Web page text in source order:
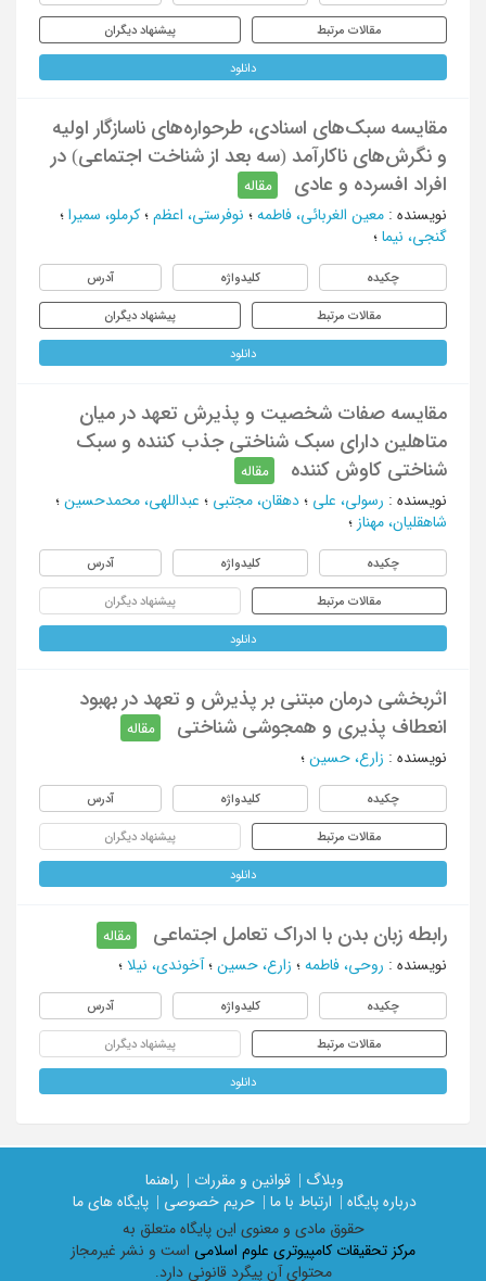
مقالات مرتبط پیشنهاد دیگران
دانلود
مقایسه سبک‌های اسنادی، طرحواره‌های ناسازگار اولیه
و نگرش‌های ناکارآمد (سه بعد از شناخت اجتماعی) در
افراد افسرده و عادی
مقاله
نویسنده : معین الغربائی، فاطمه ؛ نوفرستی، اعظم ؛ کرملو، سمیرا ؛
گنجی، نیما ؛
چکیده کلیدواژه آدرس
مقالات مرتبط پیشنهاد دیگران
دانلود
مقایسه صفات شخصیت و پذیرش تعهد در میان
متاهلین دارای سبک شناختی جذب کننده و سبک
شناختی کاوش کننده
مقاله
نویسنده : رسولی، علی ؛ دهقان، مجتبی ؛ عبداللهی، محمدحسین ؛
شاهقلیان، مهناز ؛
چکیده کلیدواژه آدرس
مقالات مرتبط پیشنهاد دیگران
دانلود
اثربخشی درمان مبتنی بر پذیرش و تعهد در بهبود
انعطاف پذیری و همجوشی شناختی
مقاله
نویسنده : زارع، حسین ؛
چکیده کلیدواژه آدرس
مقالات مرتبط پیشنهاد دیگران
دانلود
رابطه زبان بدن با ادراک تعامل اجتماعی
مقاله
نویسنده : روحی، فاطمه ؛ زارع، حسین ؛ آخوندی، نیلا ؛
چکیده کلیدواژه آدرس
مقالات مرتبط پیشنهاد دیگران
دانلود
وبلاگ | قوانین و مقررات |
راهنما
درباره پایگاه |
ارتباط با ما | حریم خصوصی |
پایگاه های ما
حقوق مادی و معنوی اين پايگاه متعلق به
مرکز تحقیقات کامپیوتری علوم اسلامی است و نشر غیرمجاز
محتوای آن پیگرد قانونی دارد.